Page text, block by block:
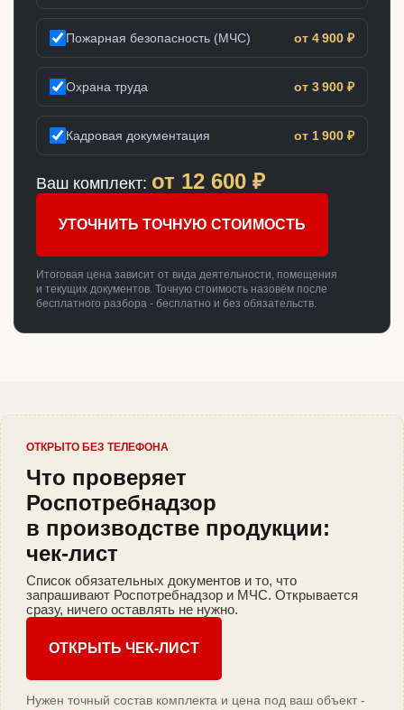
Пожарная безопасность (МЧС) от 4 900 ₽
Охрана труда от 3 900 ₽
Кадровая документация от 1 900 ₽
Ваш комплект: от 12 600 ₽
УТОЧНИТЬ ТОЧНУЮ СТОИМОСТЬ
Итоговая цена зависит от вида деятельности, помещения
и текущих документов. Точную стоимость назовём после
бесплатного разбора - бесплатно и без обязательств.
ОТКРЫТО БЕЗ ТЕЛЕФОНА
Что проверяет
Роспотребнадзор
в производстве продукции:
чек-лист
Список обязательных документов и то, что
запрашивают Роспотребнадзор и МЧС. Открывается
сразу, ничего оставлять не нужно.
ОТКРЫТЬ ЧЕК-ЛИСТ
Нужен точный состав комплекта и цена под ваш объект -